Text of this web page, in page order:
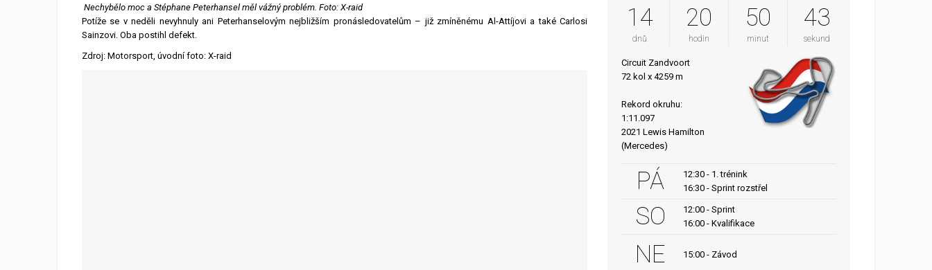
Nechybělo moc a Stéphane Peterhansel měl vážný problém. Foto: X-raid
Potíže se v neděli nevyhnuly ani Peterhanselovým nejbližším pronásledovatelům – již zmíněnému Al-Attíjovi a také Carlosi
Sainzovi. Oba postihl defekt.
Zdroj: Motorsport, úvodní foto: X-raid
14
dnů
20
hodin
50
minut
42
sekund
Circuit Zandvoort
72 kol x 4259 m
Rekord okruhu:
1:11.097
2021 Lewis Hamilton
(Mercedes)
PÁ
12:30 - 1. trénink
16:30 - Sprint rozstřel
SO
12:00 - Sprint
16:00 - Kvalifikace
NE 15:00 - Závod